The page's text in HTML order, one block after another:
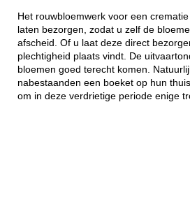
Het rouwbloemwerk voor een
laten bezorgen, zodat u zelf de
afscheid. Of u laat deze direct
plechtigheid plaats vindt. De
bloemen goed terecht komen.
nabestaanden een boeket op hun
om in deze verdrietige periode enige